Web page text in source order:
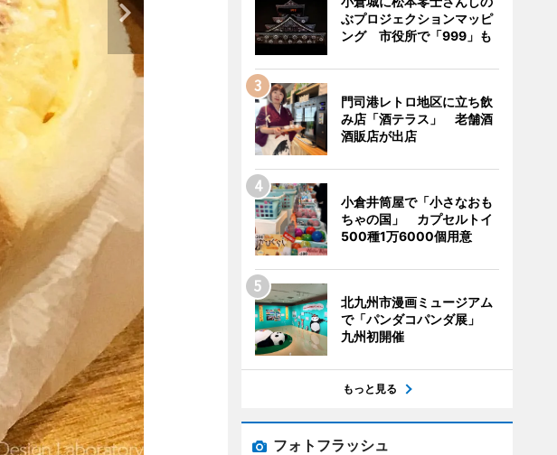
ぶプロジェクションマッピ
ング 市役所で「999」も
門司港レトロ地区に立ち飲
み店「酒テラス」 老舗酒
酒販店が出店
小倉井筒屋で「小さなおも
ちゃの国」 カプセルトイ
500種1万6000個用意
北九州市漫画ミュージアム
で「パンダコパンダ展」
九州初開催
もっと見る
フォトフラッシュ